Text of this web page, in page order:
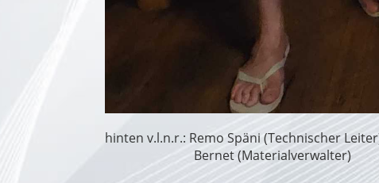
hinten v.l.n.r.: Remo Späni (Technischer
Bernet (Materialverwalter)